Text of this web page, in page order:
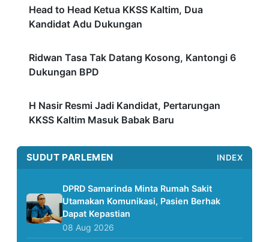
Head to Head Ketua KKSS Kaltim, Dua
Kandidat Adu Dukungan
Ridwan Tasa Tak Datang Kosong, Kantongi 6
Dukungan BPD
H Nasir Resmi Jadi Kandidat, Pertarungan
KKSS Kaltim Masuk Babak Baru
SUDUT PARLEMEN INDEX
DPRD Samarinda Minta Rumah Sakit
Utamakan Komunikasi, Pasien Berhak
Dapat Kepastian
08 Aug 2026